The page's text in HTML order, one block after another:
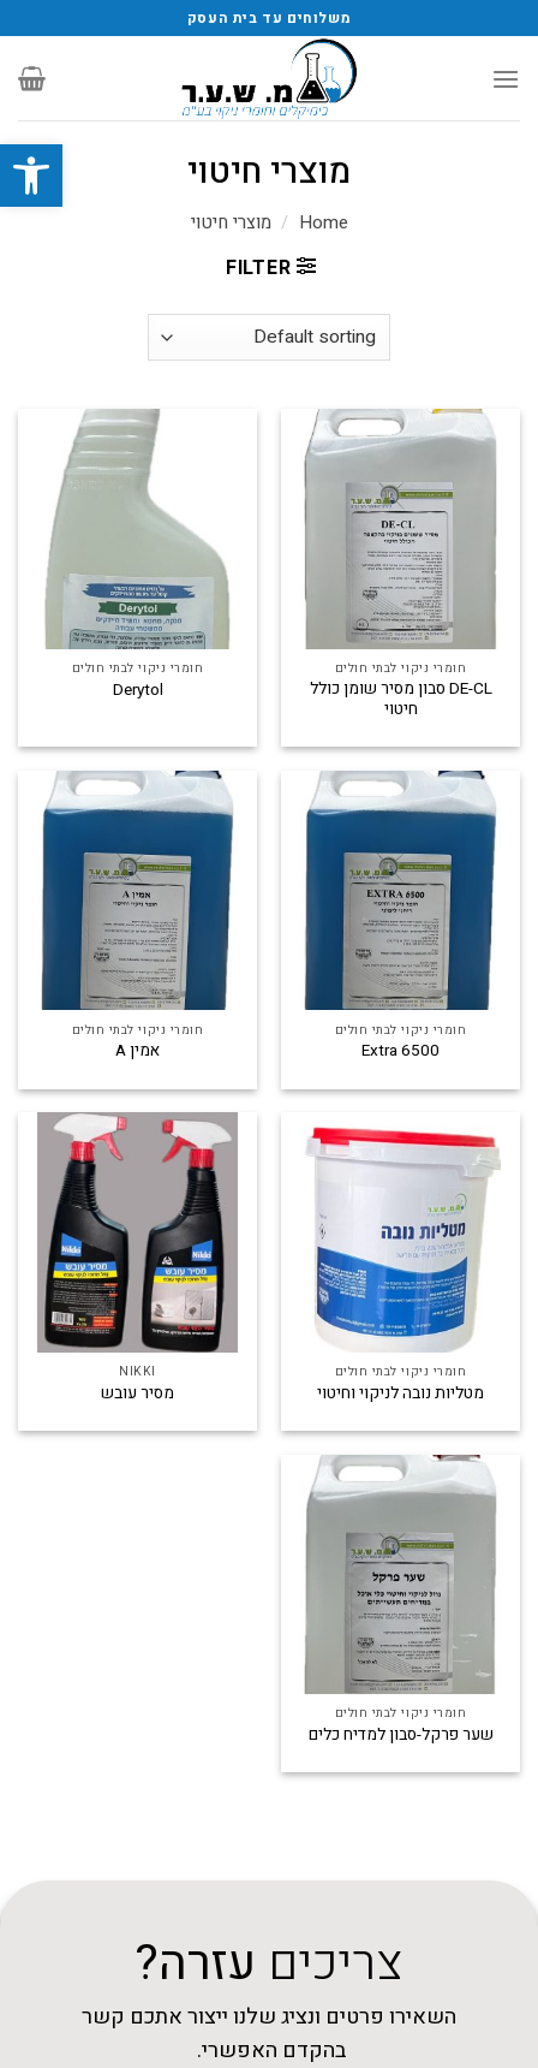
פתח
משלוחים עד בית העסק
מוצרי חיטוי
Home
/ מוצרי חיטוי
FILTER
חומרי ניקוי לבתי חולים
DE-CL סבון מסיר שומן כולל
חיטוי
חומרי ניקוי לבתי חולים
Derytol
חומרי ניקוי לבתי חולים
Extra 6500
חומרי ניקוי לבתי חולים
אמין A
חומרי ניקוי לבתי חולים
מטליות נובה לניקוי וחיטוי
NIKKI
מסיר עובש
חומרי ניקוי לבתי חולים
שער פרקל-סבון למדיח כלים
צריכים עזרה?
השאירו פרטים ונציג שלנו ייצור אתכם קשר
בהקדם האפשרי.